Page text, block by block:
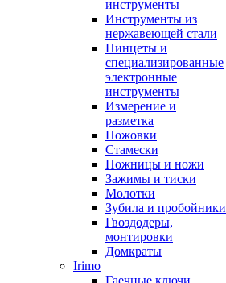
инструменты
Инструменты из
нержавеющей стали
Пинцеты и
специализированные
электронные
инструменты
Измерение и
разметка
Ножовки
Стамески
Ножницы и ножи
Зажимы и тиски
Молотки
Зубила и пробойники
Гвоздодеры,
монтировки
Домкраты
Irimo
Гаечные ключи